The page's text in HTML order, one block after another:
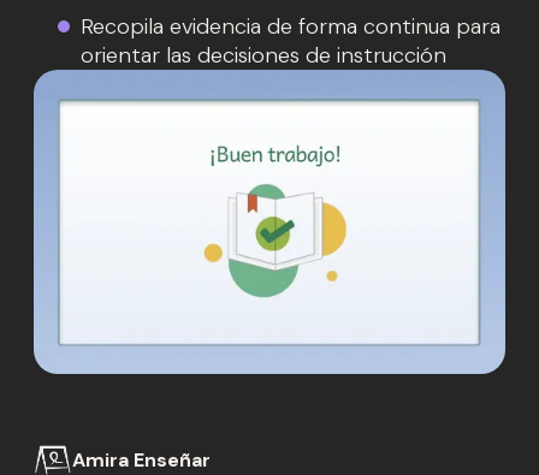
Recopila evidencia de forma continua para
orientar las decisiones de instrucción
Amira Enseñar